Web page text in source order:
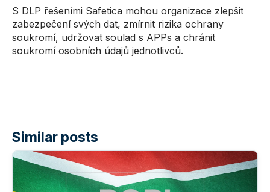
S DLP řešeními Safetica mohou organizace zlepšit
zabezpečení svých dat, zmírnit rizika ochrany
soukromí, udržovat soulad s APPs a chránit
soukromí osobních údajů jednotlivců.
Similar posts